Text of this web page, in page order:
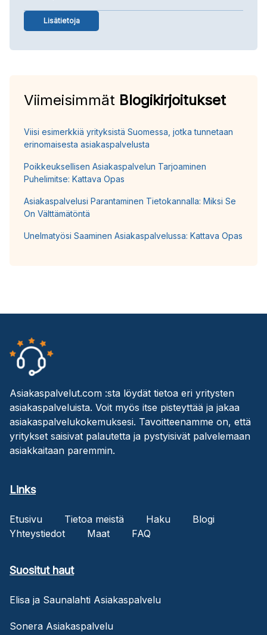
Lisätietoja
Viimeisimmät Blogikirjoitukset
Viisi esimerkkiä yrityksistä Suomessa, jotka tunnetaan
erinomaisesta asiakaspalvelusta
Poikkeuksellisen Asiakaspalvelun Tarjoaminen
Puhelimitse: Kattava Opas
Asiakaspalvelusi Parantaminen Tietokannalla: Miksi Se
On Välttämätöntä
Unelmatyösi Saaminen Asiakaspalvelussa: Kattava Opas
Asiakaspalvelut.com :sta löydät tietoa eri yritysten
asiakaspalveluista. Voit myös itse pisteyttää ja jakaa
asiakaspalvelukokemuksesi. Tavoitteenamme on, että
yritykset saisivat palautetta ja pystyisivät palvelemaan
asiakkaitaan paremmin.
Links
Etusivu Tietoa meistä Haku
Blogi
Yhteystiedot
Maat FAQ
Suositut haut
Elisa ja Saunalahti Asiakaspalvelu
Sonera Asiakaspalvelu